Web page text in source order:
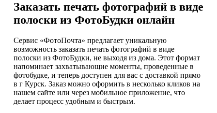
Заказать печать фотографий в виде
полоски из ФотоБудки онлайн
Сервис «ФотоПочта» предлагает уникальную
возможность заказать печать фотографий в виде
полоски из ФотоБудки, не выходя из дома. Этот формат
напоминает захватывающие моменты, проведенные в
фотобудке, и теперь доступен для вас с доставкой прямо
в г Курск. Заказ можно оформить в несколько кликов на
нашем сайте или через мобильное приложение, что
делает процесс удобным и быстрым.